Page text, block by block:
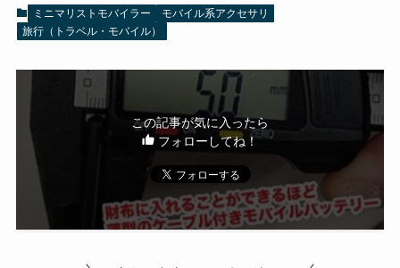
ミニマリストモバイラー
モバイル系アクセサリ
旅行（トラベル・モバイル）
この記事が気に入ったら
フォローしてね！